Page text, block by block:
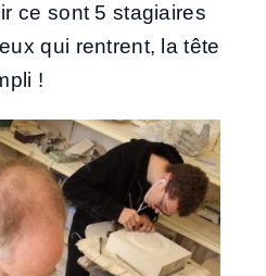
ce sont 5 stagiaires
qui rentrent, la tête
!